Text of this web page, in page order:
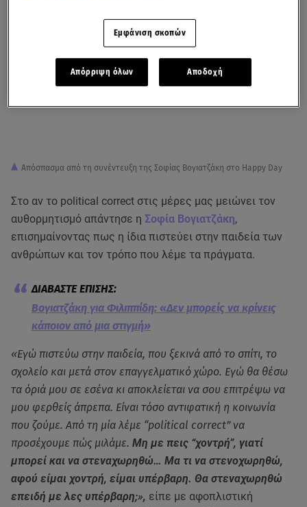
Απόσπασμα από τη συνέντευξη της Σοφίας Βογιατζάκη στο Happy Day
Στο αν το political correct στις μέρες μας μειώνει τον
αυθορμητισμό απάντησε η Σοφία Βογιατζάκη,
επισημαίνοντας πως η ίδια πιστεύει στην παιδεία των
ανθρώπων και τον τρόπο που λέμε τα πράγματα.
Βογιατζάκη για Φιλιππίδη: «Δεν μπορείς να κρίνεις
κάποιον από μια στιγμή»
«Εγώ πιστεύω στην παιδεία, που ξεκινά από το σπίτι, το
σχολείο και μετά στον επαγγελματικό χώρο. Εγώ θα θέσω
τα όριά μου σε εσένα κι αποκλείεται να σου επιτρέψω να
μου φερθείς άπρεπα. Είναι τόσο αντιφατική η κοινωνία
που ζούμε. Από τη μία λέμε “political correct” να
προσέχουμε πώς μιλάμε. Μη με πεις “χοντρή”, γιατί
μπορεί και να στεναχωρηθώ… Μα τι να στενοχωρηθώ,
αφού είμαι χοντρή, είμαι υπέρβαρη. Θα στεναχωρηθώ
επειδή με λες υπέρβαρη;», είπε με αφοπλιστική
Εμφάνιση σκοπών
Απόρριψη όλων Αποδοχή